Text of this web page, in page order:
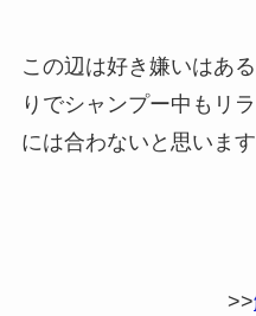
この辺は好き嫌いはあ
りでシャンプー中もリ
には合わないと思います
>>